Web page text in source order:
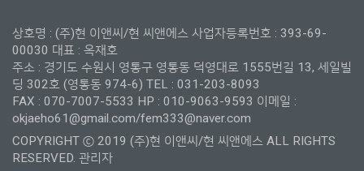
상호명 : (주)현 이앤씨/현 씨앤에스 사업자등록번호 : 393-69-
00030 대표 : 옥재호
주소 : 경기도 수원시 영통구 영통동 덕영대로 1555번길 13, 세일빌
딩 302호 (영통동 974-6) TEL : 031-203-8093
FAX : 070-7007-5533 HP : 010-9063-9593 이메일 :
okjaeho61@gmail.com/fem333@naver.com
COPYRIGHT ⓒ 2019 (주)현 이앤씨/현 씨앤에스 ALL RIGHTS
RESERVED. 관리자